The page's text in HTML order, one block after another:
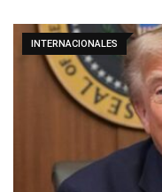
INTERNACIONALES